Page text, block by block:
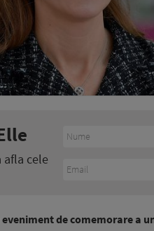
afla cele
de comemorare a